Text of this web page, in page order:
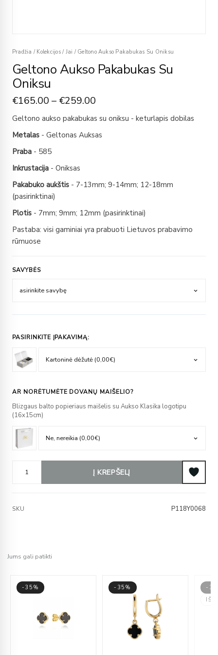
Pradžia / Kolekcijos / Jai /Geltono Aukso Pakabukas Su Oniksu
Geltono Aukso Pakabukas Su
Oniksu
€165.00 – €259.00
Geltono aukso pakabukas su oniksu - keturlapis dobilas
Metalas - Geltonas Auksas
Praba - 585
Inkrustacija - Oniksas
Pakabuko aukštis - 7-13mm; 9-14mm; 12-18mm
(pasirinktinai)
Plotis - 7mm; 9mm; 12mm (pasirinktinai)
Pastaba: visi gaminiai yra prabuoti Lietuvos prabavimo
rūmuose
SAVYBĖS
PASIRINKITE ĮPAKAVIMĄ:
AR NORĖTUMĖTE DOVANŲ MAIŠELIO?
Blizgaus balto popieriaus maišelis su Aukso Klasika logotipu
(16x15cm)
Į KREPŠELĮ
SKU P118Y0068
Jums gali patikti
-35% -35%
-